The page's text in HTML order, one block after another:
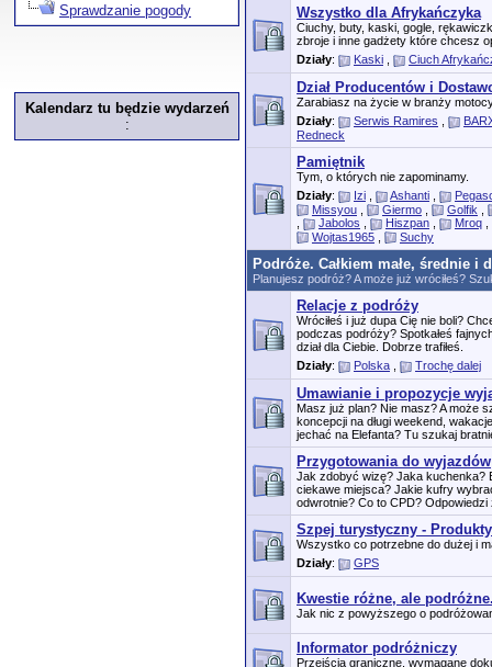
Sprawdzanie pogody
Kalendarz tu będzie wydarzeń
:
Wszystko dla Afrykańczyka
Ciuchy, buty, kaski, gogle,
zbroje i inne gadżety które chcesz
Działy: Kaski Ciuch
Dział Producentów i
Zarabiasz na życie w branży
Działy: Serwis Ramires
Redneck
Pamiętnik
Tym, o których nie zapominamy.
Działy: Izi Ashanti
Missyou
Giermo Golfik
Jabolos Hiszpan Mroq
Wojtas1965
Suchy
Podróże. Całkiem małe, średnie i
Planujesz podróż? A może już wróciłeś?
Relacje z podróży
Wróciłeś i już dupa Cię nie boli?
podczas podróży? Spotkałeś
dział dla Ciebie. Dobrze trafiłeś.
Działy: Polska Trochę dalej
Umawianie i propozycje
Masz już plan? Nie masz? A może
koncepcji na długi weekend,
jechać na Elefanta? Tu szukaj
Przygotowania do wyjazdów
Jak zdobyć wizę? Jaka kuchenka?
ciekawe miejsca? Jakie kufry
odwrotnie? Co to CPD?
Szpej turystyczny -
Wszystko co potrzebne do dużej i
Działy: GPS
Kwestie różne, ale
Jak nic z powyższego o
Informator podróżniczy
Przejścia graniczne, wymagane